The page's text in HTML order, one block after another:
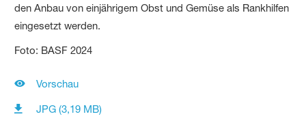
den Anbau von einjährigem Obst und Gemüse als Rankhilfen
eingesetzt werden.
Foto: BASF 2024
Vorschau
JPG (3,19 MB)